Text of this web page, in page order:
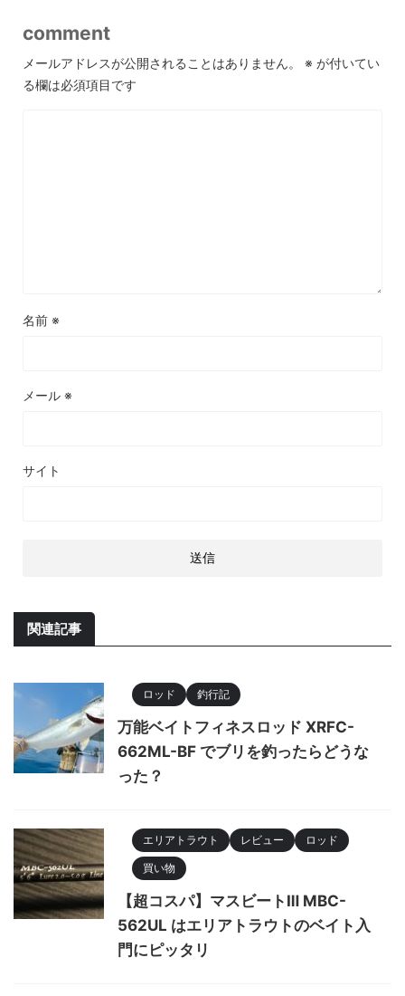
comment
メールアドレスが公開されることはありません。 ※ が付いてい
る欄は必須項目です
名前 ※
メール ※
サイト
関連記事
ロッド 釣行記
万能ベイトフィネスロッド XRFC-
662ML-BF でブリを釣ったらどうな
った？
エリアトラウト レビュー ロッド
買い物
【超コスパ】マスビートⅢ MBC-
562UL はエリアトラウトのベイト入
門にピッタリ